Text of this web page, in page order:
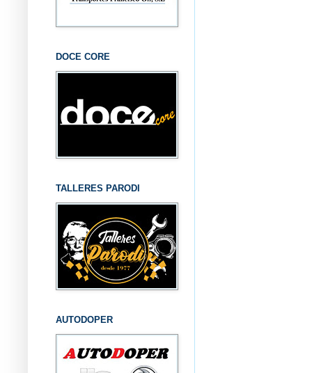
DOCE CORE
TALLERES PARODI
AUTODOPER